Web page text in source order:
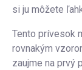
si ju môžete
Tento prívesok
rovnakým
zaujme na prvý